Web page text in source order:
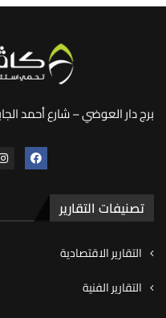
برج دار العوضي – شارع أحمد
تصنيفات التقارير
التقارير الاقتصادية
التقارير الفنية